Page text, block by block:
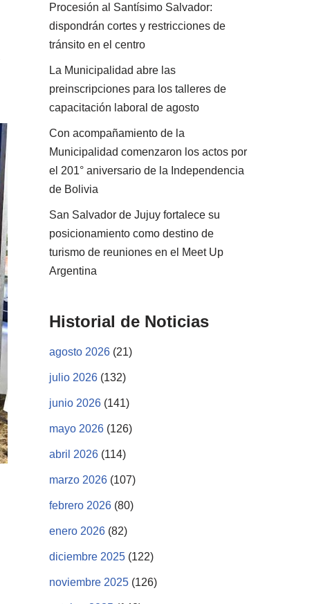
Procesión al Santísimo Salvador:
dispondrán cortes y restricciones de
tránsito en el centro
La Municipalidad abre las
preinscripciones para los talleres de
capacitación laboral de agosto
Con acompañamiento de la
Municipalidad comenzaron los actos por
el 201° aniversario de la Independencia
de Bolivia
San Salvador de Jujuy fortalece su
posicionamiento como destino de
turismo de reuniones en el Meet Up
Argentina
Historial de Noticias
agosto 2026 (21)
julio 2026 (132)
junio 2026 (141)
mayo 2026 (126)
abril 2026 (114)
marzo 2026 (107)
febrero 2026 (80)
enero 2026 (82)
diciembre 2025 (122)
noviembre 2025 (126)